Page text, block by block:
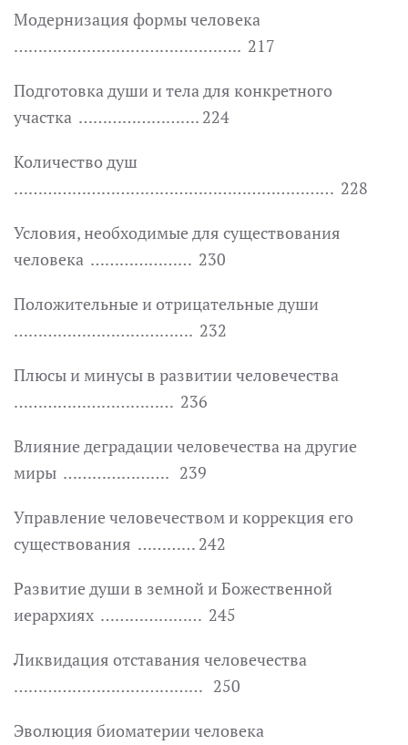
Модернизация формы человека
……………………………………….. 217
Подготовка души и тела для конкретного
участка ……………………. 224
Количество душ
………………………………………………………… 228
Условия, необходимые для существования
человека ………………… 230
Положительные и отрицательные души
………………………………. 232
Плюсы и минусы в развитии человечества
…………………………… 236
Влияние деградации человечества на другие
миры …………………. 239
Управление человечеством и коррекция его
существования ………… 242
Развитие души в земной и Божественной
иерархиях ………………… 245
Ликвидация отставания человечества
………………………………… 250
Эволюция биоматерии человека